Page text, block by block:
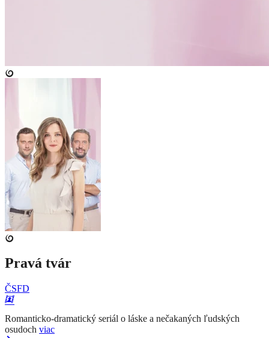
Pravá tvár
ČSFD
Romanticko-dramatický seriál o láske a nečakaných ľudských
osudoch viac